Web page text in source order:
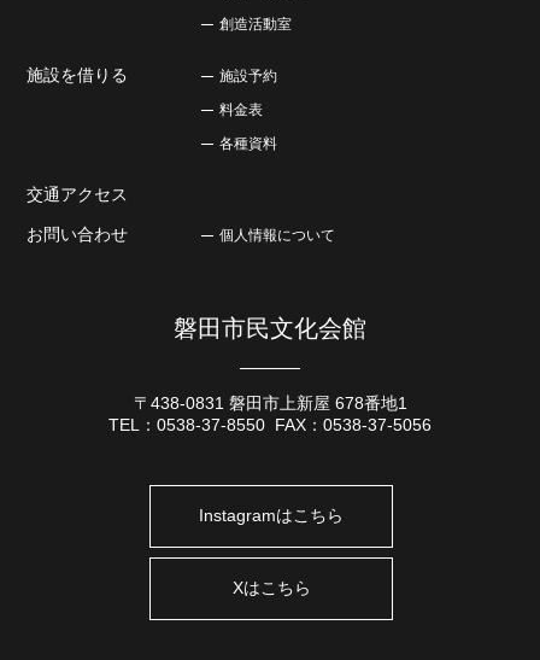
創造活動室
施設を借りる
施設予約
料金表
各種資料
交通アクセス
お問い合わせ 個人情報について
磐田市民文化会館
〒438-0831 磐田市上新屋 678番地1
TEL： 0538-37-8550 FAX：0538-37-5056
Instagramはこちら
Xはこちら